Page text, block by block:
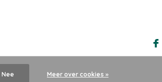
Nee Meer over cookies »